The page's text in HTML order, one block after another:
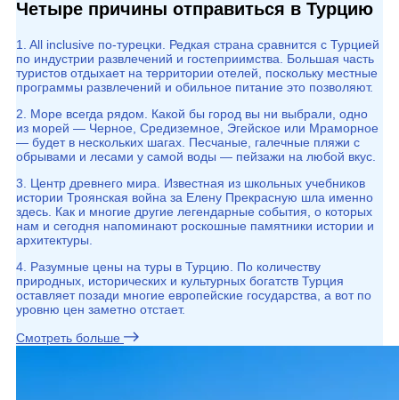
Четыре причины отправиться в Турцию
1. All inclusive по-турецки. Редкая страна сравнится с Турцией
по индустрии развлечений и гостеприимства. Большая часть
туристов отдыхает на территории отелей, поскольку местные
программы развлечений и обильное питание это позволяют.
2. Море всегда рядом. Какой бы город вы ни выбрали, одно
из морей — Черное, Средиземное, Эгейское или Мраморное
— будет в нескольких шагах. Песчаные, галечные пляжи с
обрывами и лесами у самой воды — пейзажи на любой вкус.
3. Центр древнего мира. Известная из школьных учебников
истории Троянская война за Елену Прекрасную шла именно
здесь. Как и многие другие легендарные события, о которых
нам и сегодня напоминают роскошные памятники истории и
архитектуры.
4. Разумные цены на туры в Турцию. По количеству
природных, исторических и культурных богатств Турция
оставляет позади многие европейские государства, а вот по
уровню цен заметно отстает.
Смотреть больше